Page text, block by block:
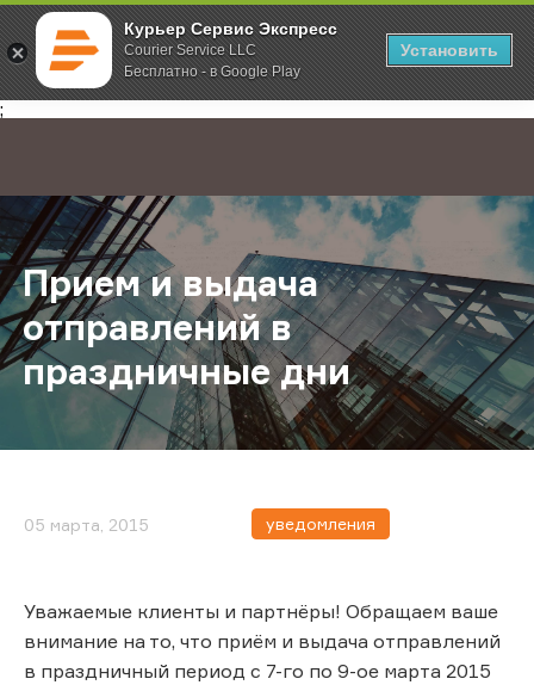
Курьер Сервис Экспресс
Courier Service LLC
Бесплатно - в Google Play
Установить
;
Главная О компании Новости Прием и выдача отправлений в
Прием и выдача
отправлений в
праздничные дни
05 марта, 2015 уведомления
Уважаемые клиенты и партнёры! Обращаем ваше
внимание на то, что приём и выдача отправлений
в праздничный период с 7-го по 9-ое марта 2015